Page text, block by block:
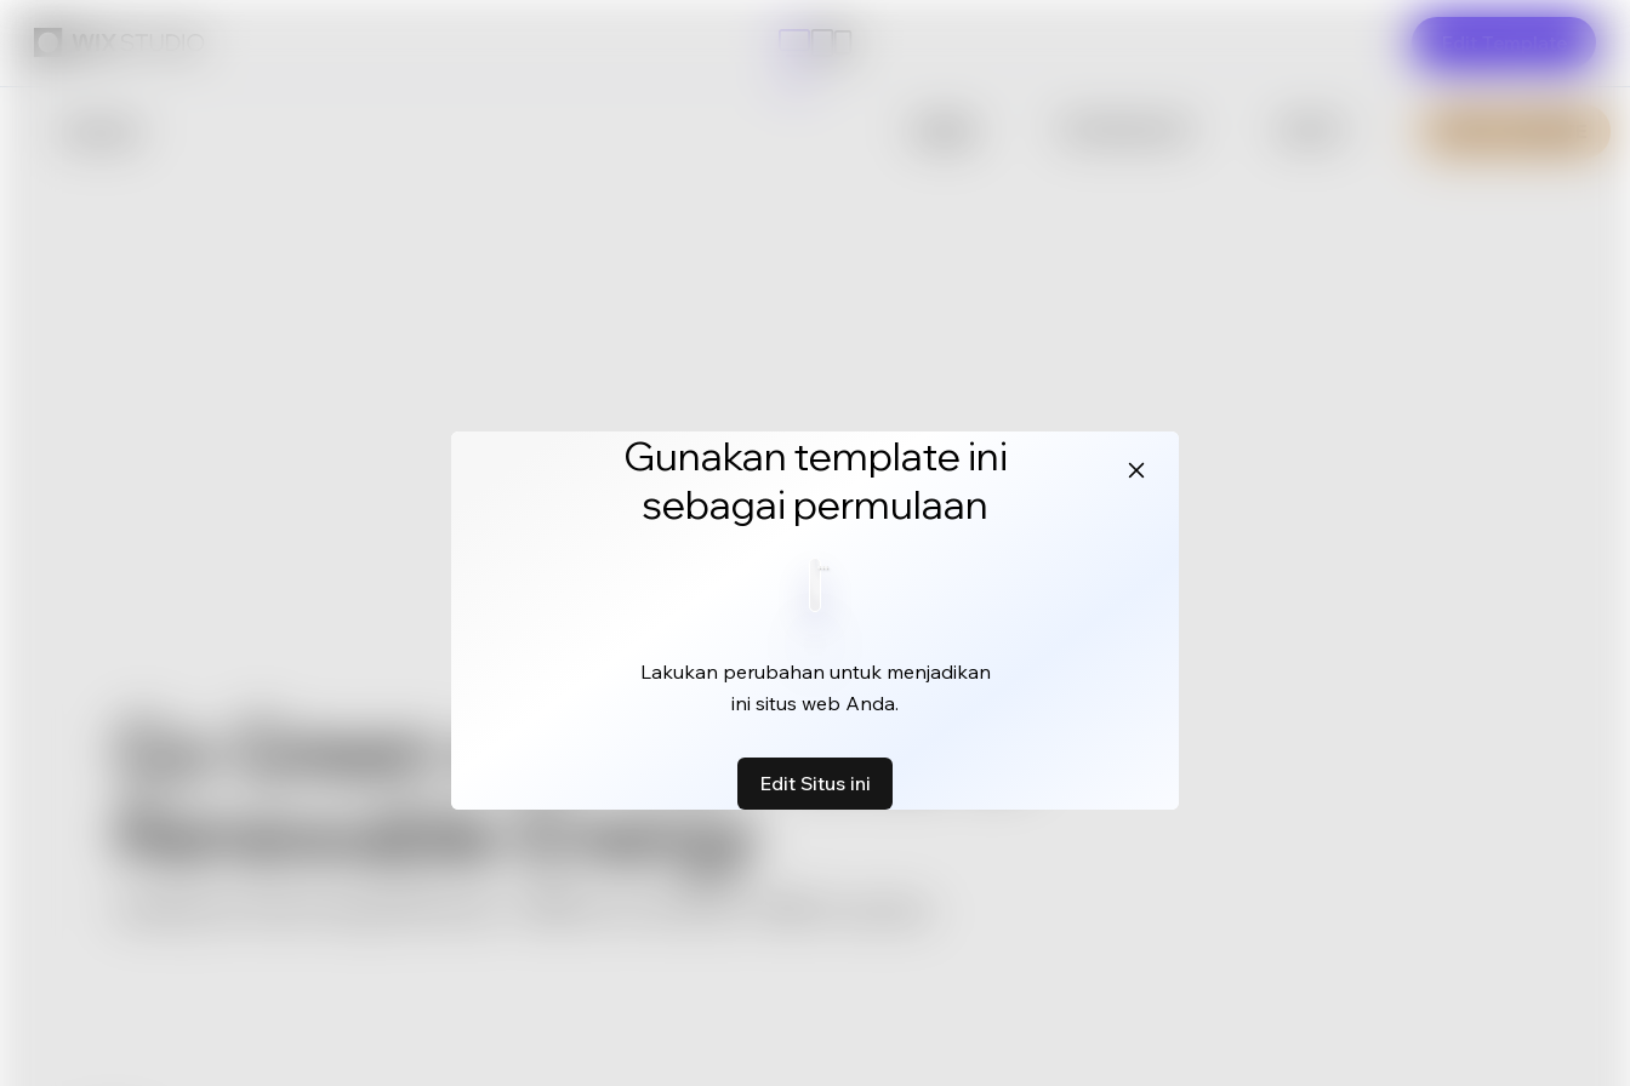
Gunakan template ini
sebagai permulaan
Lakukan perubahan untuk menjadikan
ini situs web Anda.
Edit Situs ini